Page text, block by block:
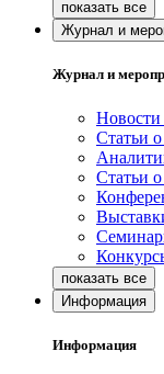
Журнал и
Журнал и
Статьи
Статьи о
Информация
Информация